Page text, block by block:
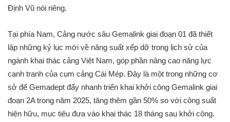
Định Vũ nói riêng.
Tại phía Nam, Cảng nước sâu Gemalink giai đoạn 01 đã thiết
lập những kỷ lục mới về năng suất xếp dỡ trong lịch sử của
ngành khai thác cảng Việt Nam, góp phần nâng cao năng lực
cạnh tranh của cụm cảng Cái Mép. Đây là một trong những cơ
sở để Gemadept đẩy nhanh triển khai khởi công Gemalink giai
đoạn 2A trong năm 2025, tăng thêm gần 50% so với công suất
hiện hữu, mục tiêu đưa vào khai thác 18 tháng sau khởi công.